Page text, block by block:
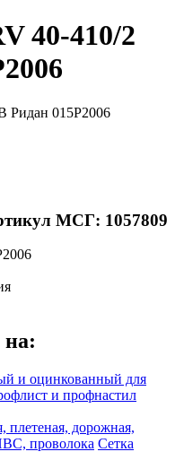
40-410/2
МСГ: 1057809
на:
и оцинкованный для
и профнастил
плетеная, дорожная,
проволока Сетка